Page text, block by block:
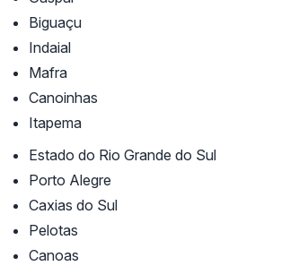
Biguaçu
Indaial
Mafra
Canoinhas
Itapema
Estado do Rio Grande do Sul
Porto Alegre
Caxias do Sul
Pelotas
Canoas